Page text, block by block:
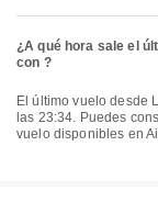
¿A qué hora sale el
con ?
El último vuelo desde Las Americas International Airport con Arajet sale a
las 23:34. Puedes
vuelo disponibles en